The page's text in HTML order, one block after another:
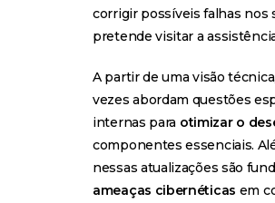
corrigir possíveis falhas nos
pretende visitar a
A partir de uma visão
vezes abordam questões
internas para otimizar o
componentes essenciais.
nessas atualizações são
ameaças cibernéticas em